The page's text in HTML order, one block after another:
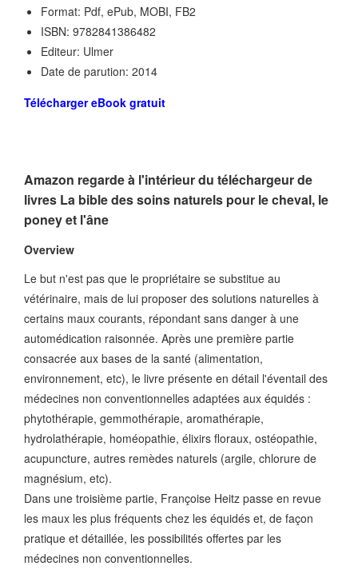
Format: Pdf, ePub, MOBI, FB2
ISBN: 9782841386482
Editeur: Ulmer
Date de parution: 2014
Télécharger eBook gratuit
Amazon regarde à l'intérieur du téléchargeur de
livres La bible des soins naturels pour le cheval, le
poney et l'âne
Overview
Le but n'est pas que le propriétaire se substitue au
vétérinaire, mais de lui proposer des solutions naturelles à
certains maux courants, répondant sans danger à une
automédication raisonnée. Après une première partie
consacrée aux bases de la santé (alimentation,
environnement, etc), le livre présente en détail l'éventail des
médecines non conventionnelles adaptées aux équidés :
phytothérapie, gemmothérapie, aromathérapie,
hydrolathérapie, homéopathie, élixirs floraux, ostéopathie,
acupuncture, autres remèdes naturels (argile, chlorure de
magnésium, etc).
Dans une troisième partie, Françoise Heitz passe en revue
les maux les plus fréquents chez les équidés et, de façon
pratique et détaillée, les possibilités offertes par les
médecines non conventionnelles.